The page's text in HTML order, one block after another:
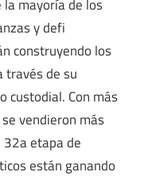
mayoría de los
y defi
construyendo los
través de su
custodial. Con más
vendieron más
etapa de
están ganando